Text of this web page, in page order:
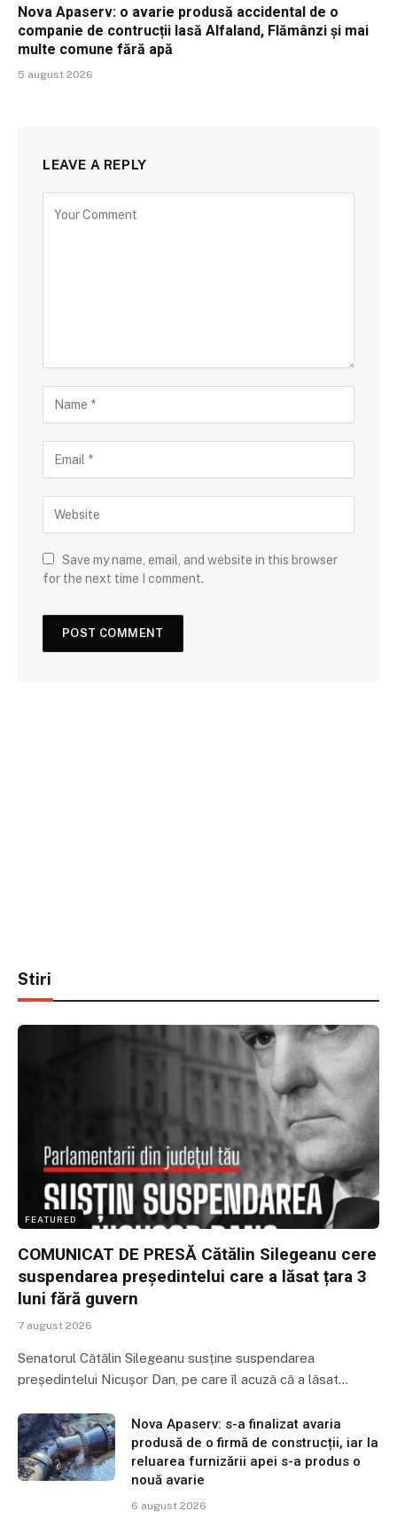
Nova Apaserv: o avarie produsă accidental de o
companie de contrucții lasă Alfaland, Flămânzi și mai
multe comune fără apă
5 august 2026
LEAVE A REPLY
Save my name, email, and website in this browser
for the next time I comment.
Stiri
FEATURED
COMUNICAT DE PRESĂ Cătălin Silegeanu cere
suspendarea președintelui care a lăsat țara 3
luni fără guvern
7 august 2026
Senatorul Cătălin Silegeanu susține suspendarea
președintelui Nicușor Dan, pe care îl acuză că a lăsat…
Nova Apaserv: s-a finalizat avaria
produsă de o firmă de construcții, iar la
reluarea furnizării apei s-a produs o
nouă avarie
6 august 2026